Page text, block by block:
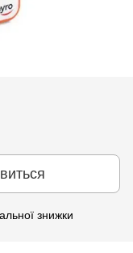
знижки